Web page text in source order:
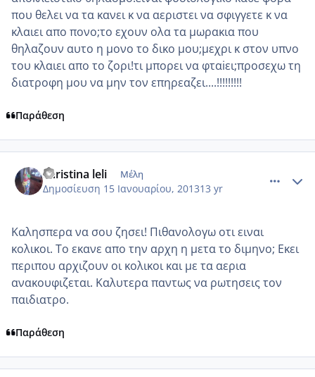
που θελει να τα κανει κ να αεριστει να σφιγγετε κ να
κλαιει απο πονο;το εχουν ολα τα μωρακια που
θηλαζουν αυτο η μονο το δικο μου;μεχρι κ στον υπνο
του κλαιει απο το ζορι!τι μπορει να φταiει;προσεχω τη
διατροφη μου να μην τον επηρεαζει....!!!!!!!!!
Παράθεση
christina leli Μέλη
Δημοσίευση 15 Ιανουαρίου, 201313 yr
Καλησπερα να σου ζησει! Πιθανολογω οτι ειναι
κολικοι. Το εκανε απο την αρχη η μετα το διμηνο; Εκει
περιπου αρχιζουν οι κολικοι και με τα αερια
ανακουφιζεται. Καλυτερα παντως να ρωτησεις τον
παιδιατρο.
Παράθεση